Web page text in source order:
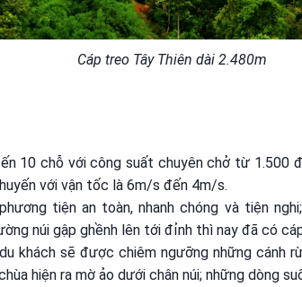
Cáp treo Tây Thiên dài 2.480m
10 chỗ với công suất chuyên chở từ 1.500
với vận tốc là 6m/s đến 4m/s.
tiện an toàn, nhanh chóng và tiện
núi gập ghềnh lên tới đỉnh thì nay đã có
khách sẽ được chiêm ngưỡng những cánh
hiện ra mờ ảo dưới chân núi; những dòng